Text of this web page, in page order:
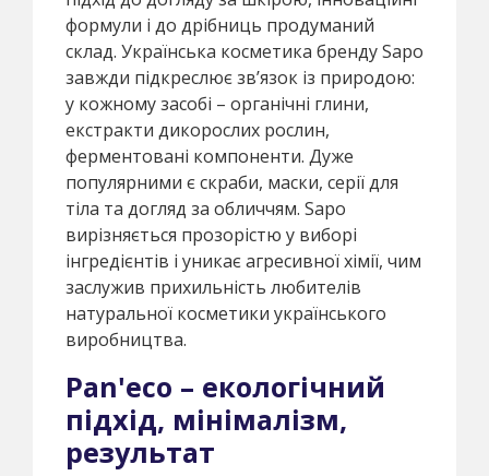
формули і до дрібниць продуманий
склад. Українська косметика бренду Sapo
завжди підкреслює зв’язок із природою:
у кожному засобі – органічні глини,
екстракти дикорослих рослин,
ферментовані компоненти. Дуже
популярними є скраби, маски, серії для
тіла та догляд за обличчям. Sapo
вирізняється прозорістю у виборі
інгредієнтів і уникає агресивної хімії, чим
заслужив прихильність любителів
натуральної косметики українського
виробництва.
Pan'eco – екологічний
підхід, мінімалізм,
результат